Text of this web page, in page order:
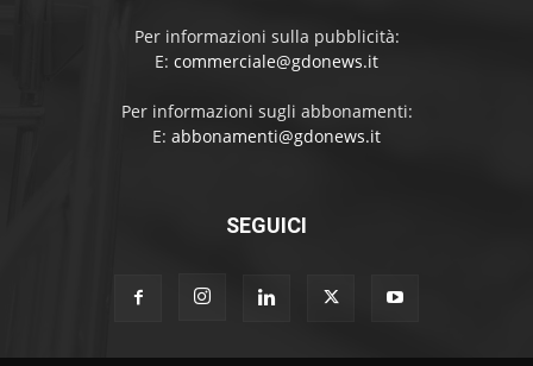
Per informazioni sulla pubblicità:
E: commerciale@gdonews.it
Per informazioni sugli abbonamenti:
E: abbonamenti@gdonews.it
SEGUICI